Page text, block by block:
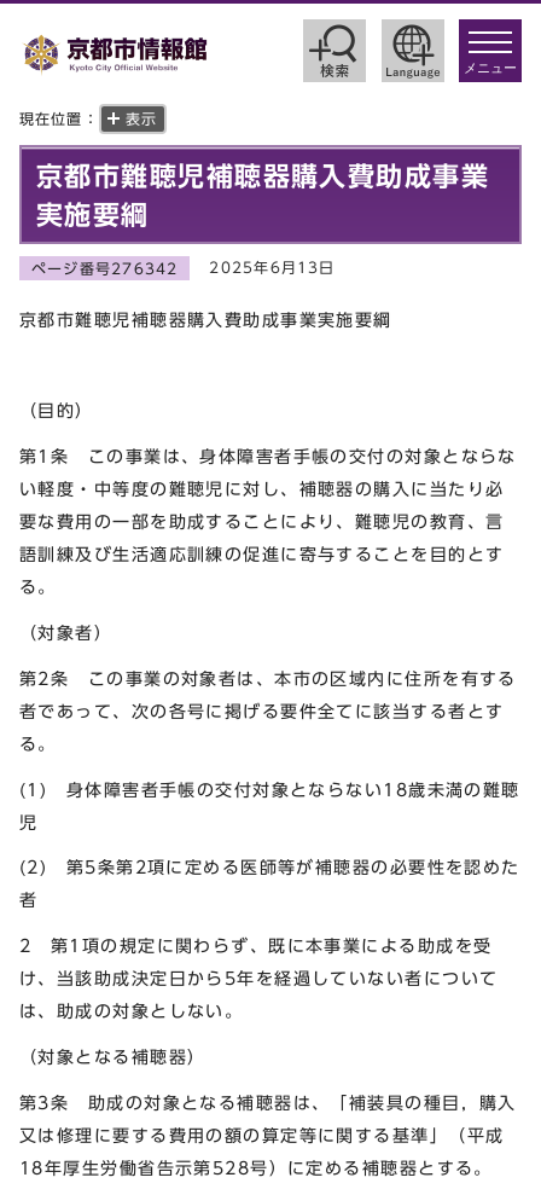
toggle
メニュー
現在位置： 表示
京都市難聴児補聴器購入費助成事業
実施要綱
ページ番号276342 2025年6月13日
京都市難聴児補聴器購入費助成事業実施要綱
（目的）
第1条 この事業は、身体障害者手帳の交付の対象とならな
い軽度・中等度の難聴児に対し、補聴器の購入に当たり必
要な費用の一部を助成することにより、難聴児の教育、言
語訓練及び生活適応訓練の促進に寄与することを目的とす
る。
（対象者）
第2条 この事業の対象者は、本市の区域内に住所を有する
者であって、次の各号に掲げる要件全てに該当する者とす
る。
(1) 身体障害者手帳の交付対象とならない18歳未満の難聴
児
(2) 第5条第2項に定める医師等が補聴器の必要性を認めた
者
2 第1項の規定に関わらず、既に本事業による助成を受
け、当該助成決定日から5年を経過していない者について
は、助成の対象としない。
（対象となる補聴器）
第3条 助成の対象となる補聴器は、「補装具の種目，購入
又は修理に要する費用の額の算定等に関する基準」（平成
18年厚生労働省告示第528号）に定める補聴器とする。